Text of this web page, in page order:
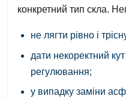
конкретний тип скла.
не лягти рівно і
дати некоректний
регулювання;
у випадку заміни